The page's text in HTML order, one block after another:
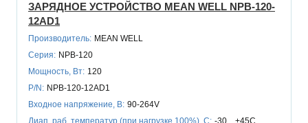
ЗАРЯДНОЕ УСТРОЙСТВО MEAN WELL NPB-120-
12AD1
Производитель: MEAN WELL
Серия: NPB-120
Мощность, Вт: 120
P/N: NPB-120-12AD1
Входное напряжение, В: 90-264V